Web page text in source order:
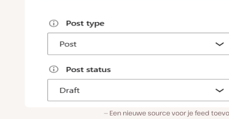
Een nieuwe source voor je feed